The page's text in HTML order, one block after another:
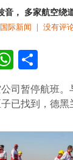
音， 多家航空绕
国际新闻 | 没有评
分
享
司暂停航班
已找到，德黑